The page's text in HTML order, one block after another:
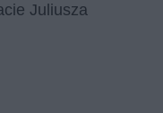
Juliusza